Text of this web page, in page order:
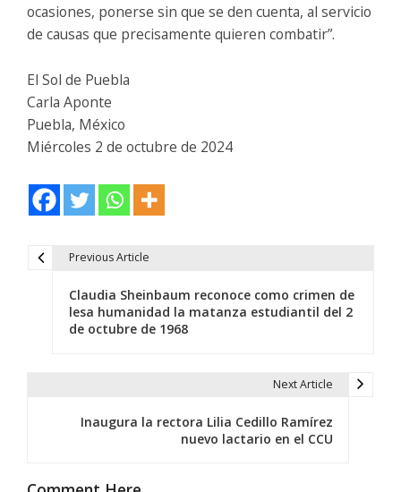
ocasiones, ponerse sin que se den cuenta, al servicio
de causas que precisamente quieren combatir”.
El Sol de Puebla
Carla Aponte
Puebla, México
Miércoles 2 de octubre de 2024
Previous Article
Claudia Sheinbaum reconoce como crimen de
lesa humanidad la matanza estudiantil del 2
de octubre de 1968
Next Article
Inaugura la rectora Lilia Cedillo Ramírez
nuevo lactario en el CCU